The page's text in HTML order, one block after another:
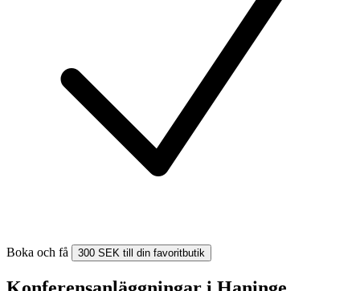
Boka och få 300 SEK till din favoritbutik